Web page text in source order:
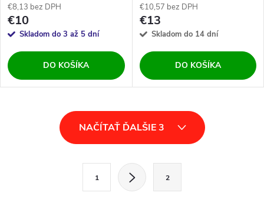
€8,13 bez DPH
€10
Skladom do 3 až 5 dní
DO KOŠÍKA
€10,57 bez DPH
€13
Skladom do 14 dní
DO KOŠÍKA
NAČÍTAŤ ĎALŠIE 3
1 2